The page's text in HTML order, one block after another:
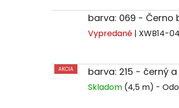
barva: 069 - Černo
Vypredané | XWB14-
AKCIA barva: 215 - černý
Skladom (4,5 m)